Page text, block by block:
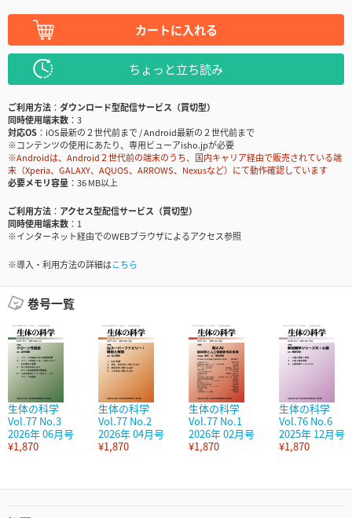
カートに入れる
ちょっと立ち読み
ご利用方法
ダウンロード型配信サービス（買切型）
同時使用端末数
3
対応OS
iOS最新の２世代前まで / Android最新の２世代前まで
※コンテンツの使用にあたり、専用ビューアisho.jpが必要
※Androidは、Android２世代前の端末のうち、国内キャリア経由で販売されている端
末（Xperia、GALAXY、AQUOS、ARROWS、Nexusなど）にて動作確認しています
必要メモリ容量
36 MB以上
ご利用方法
アクセス型配信サービス（買切型）
同時使用端末数
1
※インターネット経由でのWEBブラウザによるアクセス参照
※導入・利用方法の詳細はこちら
巻号一覧
生体の科学
Vol.77 No.3
2026年 06月号
¥1,870
生体の科学
Vol.77 No.2
2026年 04月号
¥1,870
生体の科学
Vol.77 No.1
2026年 02月号
¥1,870
生体の科学
Vol.76 No.6
2025年 12月号
¥1,870